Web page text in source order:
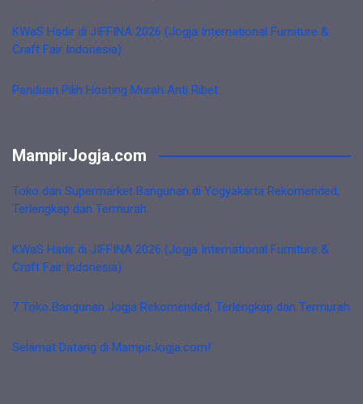
KWaS Hadir di JIFFINA 2026 (Jogja International Furniture &
Craft Fair Indonesia)
Panduan Pilih Hosting Murah Anti Ribet
MampirJogja.com
Toko dan Supermarket Bangunan di Yogyakarta Rekomended,
Terlengkap dan Termurah
KWaS Hadir di JIFFINA 2026 (Jogja International Furniture &
Craft Fair Indonesia)
7 Toko Bangunan Jogja Rekomended, Terlengkap dan Termurah
Selamat Datang di MampirJogja.com!